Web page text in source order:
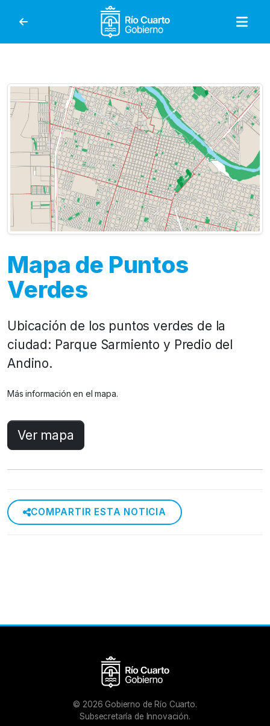
Gobierno de Río
Mapa de Puntos
Verdes
Ubicación de los puntos verdes de la
ciudad: Parque Sarmiento y Predio del
Andino.
Más información en el mapa.
Ver mapa
COMPARTIR ESTA NOTICIA
© 2026 Gobierno de Río Cuarto.
Subsecretaría de Innovación.